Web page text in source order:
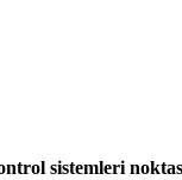
sistemleri